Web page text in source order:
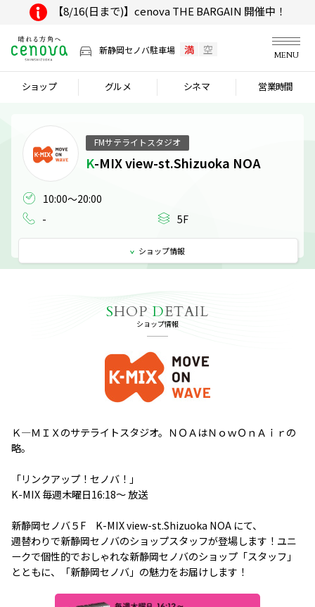
【8/16(日まで)】cenova THE BARGAIN 開催中！
新静岡セノバ駐車場 満 空 MENU
ショップ グルメ シネマ 営業時間
FMサテライトスタジオ
K-MIX view-st.Shizuoka NOA
10:00～20:00
-
5F
ショップ情報
SHOP DETAIL
ショップ情報
Ｋ―ＭＩＸのサテライトスタジオ。ＮＯＡはＮｏｗＯｎＡｉｒの
略。
「リンクアップ！セノバ！」
K-MIX 毎週木曜日16:18～ 放送
新静岡セノバ５F　K-MIX view-st.Shizuoka NOA にて、
週替わりで新静岡セノバのショップスタッフが登場します！ユニ
ークで個性的でおしゃれな新静岡セノバのショップ「スタッフ」
とともに、「新静岡セノバ」の魅力をお届けします！